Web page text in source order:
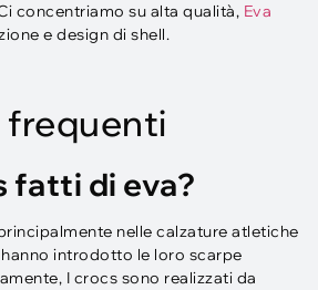
concentriamo su alta qualità, Eva
e design di shell.
frequenti
fatti di eva?
nelle calzature atletiche
introdotto le loro scarpe
I crocs sono realizzati da